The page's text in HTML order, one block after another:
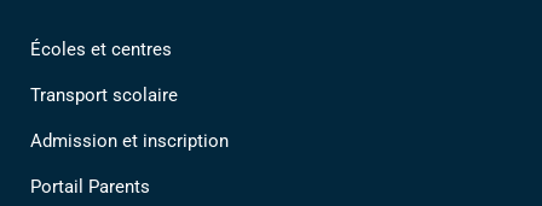
Écoles et centres
Transport scolaire
Admission et inscription
Portail Parents